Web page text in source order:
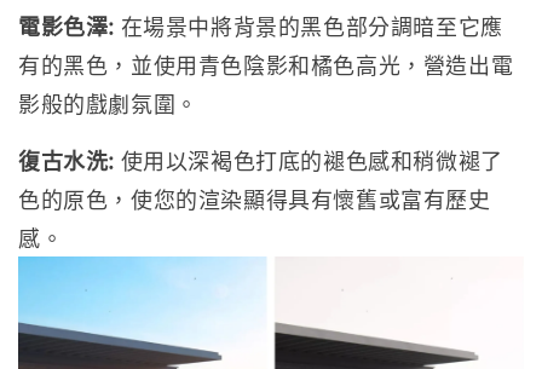
電影色澤: 在場景中將背景的黑色部分調暗至它應
有的黑色，並使用青色陰影和橘色高光，營造出電
影般的戲劇氛圍。
復古水洗: 使用以深褐色打底的褪色感和稍微褪了
色的原色，使您的渲染顯得具有懷舊或富有歷史
感。